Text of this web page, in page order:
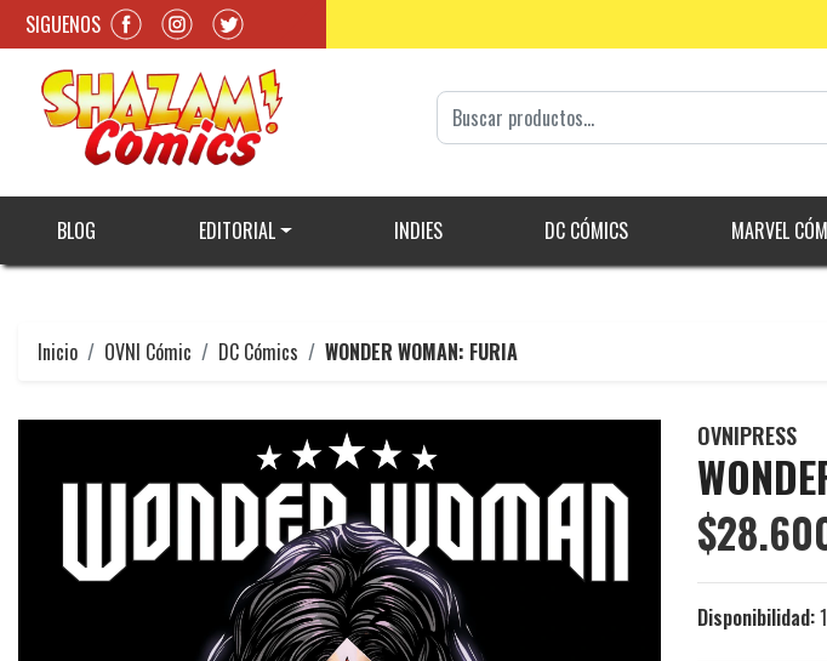
SIGUENOS
BLOG EDITORIAL INDIES DC CÓMICS MARVEL
Inicio OVNI Cómic DC Cómics WONDER WOMAN: FURIA
OVNIPRESS
Disponibilidad:1